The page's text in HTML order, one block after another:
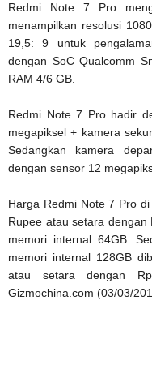
Redmi Note 7 Pro
menampilkan resolusi
19,5: 9 untuk
dengan SoC Qualcomm
RAM 4/6 GB.
Redmi Note 7 Pro hadir
megapiksel + kamera
Sedangkan kamera
dengan sensor 12
Harga Redmi Note 7 Pro
Rupee atau setara
memori internal 64GB.
memori internal 128GB
atau setara dengan
Gizmochina.com (03/03/